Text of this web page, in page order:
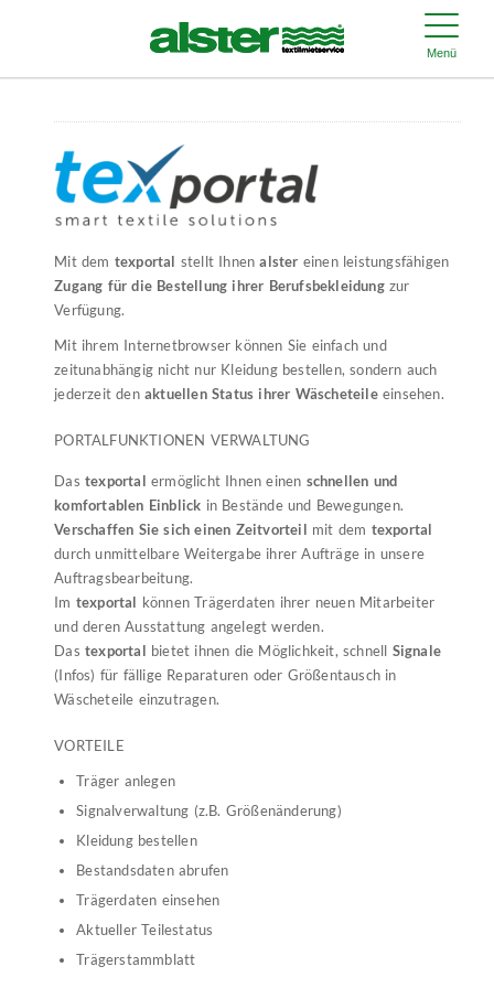
Mit dem texportal stellt Ihnenalster einen leistungsfähigen
Zugang für die Bestellung ihrer Berufsbekleidungzur
Verfügung.
Mit ihrem Internetbrowser können Sie einfach und
zeitunabhängig nicht nur Kleidung bestellen, sondern auch
jederzeit den aktuellen Status ihrer Wäscheteileeinsehen.
PORTALFUNKTIONEN VERWALTUNG
Das texportal ermöglicht Ihnen einen schnellen und
komfortablen Einblick in Bestände und Bewegungen.
Verschaffen Sie sich einen Zeitvorteil mit dem texportal
durch unmittelbare Weitergabe ihrer Aufträge in unsere
Auftragsbearbeitung.
Im texportal können Trägerdaten ihrer neuen Mitarbeiter
und deren Ausstattung angelegt werden.
Das texportal bietet ihnen die Möglichkeit, schnell Signale
(Infos) für fällige Reparaturen oder Größentausch in
Wäscheteile einzutragen.
VORTEILE
Träger anlegen
Signalverwaltung (z.B. Größenänderung)
Kleidung bestellen
Bestandsdaten abrufen
Trägerdaten einsehen
Aktueller Teilestatus
Trägerstammblatt
Menü